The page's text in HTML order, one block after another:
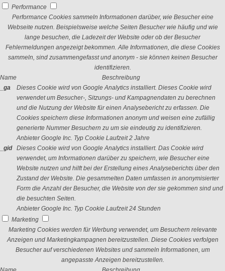
Performance
Performance Cookies sammeln Informationen darüber, wie Besucher eine
Webseite nutzen. Beispielsweise welche Seiten Besucher wie häufig und wie
lange besuchen, die Ladezeit der Website oder ob der Besucher
Fehlermeldungen angezeigt bekommen. Alle Informationen, die diese Cookies
sammeln, sind zusammengefasst und anonym - sie können keinen Besucher
identifizieren.
Name
Beschreibung
_ga
Dieses Cookie wird von Google Analytics installiert. Dieses Cookie wird
verwendet um Besucher-, Sitzungs- und Kampagnendaten zu berechnen
und die Nutzung der Website für einen Analysebericht zu erfassen. Die
Cookies speichern diese Informationen anonym und weisen eine zufällig
generierte Nummer Besuchern zu um sie eindeutig zu identifizieren.
Anbieter Google Inc. Typ Cookie Laufzeit 2 Jahre
_gid
Dieses Cookie wird von Google Analytics installiert. Das Cookie wird
verwendet, um Informationen darüber zu speichern, wie Besucher eine
Website nutzen und hilft bei der Erstellung eines Analyseberichts über den
Zustand der Website. Die gesammelten Daten umfassen in anonymisierter
Form die Anzahl der Besucher, die Website von der sie gekommen sind und
die besuchten Seiten.
Anbieter Google Inc. Typ Cookie Laufzeit 24 Stunden
Marketing
Marketing Cookies werden für Werbung verwendet, um Besuchern relevante
Anzeigen und Marketingkampagnen bereitzustellen. Diese Cookies verfolgen
Besucher auf verschiedenen Websites und sammeln Informationen, um
angepasste Anzeigen bereitzustellen.